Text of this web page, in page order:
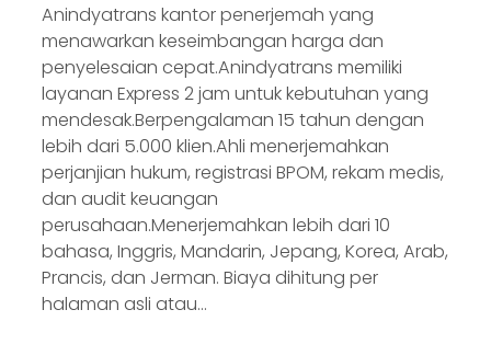
Anindyatrans kantor penerjemah yang
menawarkan keseimbangan harga dan
penyelesaian cepat.Anindyatrans memiliki
layanan Express 2 jam untuk kebutuhan yang
mendesak.Berpengalaman 15 tahun dengan
lebih dari 5.000 klien.Ahli menerjemahkan
perjanjian hukum, registrasi BPOM, rekam medis,
dan audit keuangan
perusahaan.Menerjemahkan lebih dari 10
bahasa, Inggris, Mandarin, Jepang, Korea, Arab,
Prancis, dan Jerman. Biaya dihitung per
halaman asli atau…